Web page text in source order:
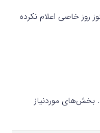
روز خاصی اعلام نکرده
بخش‌های موردنیاز